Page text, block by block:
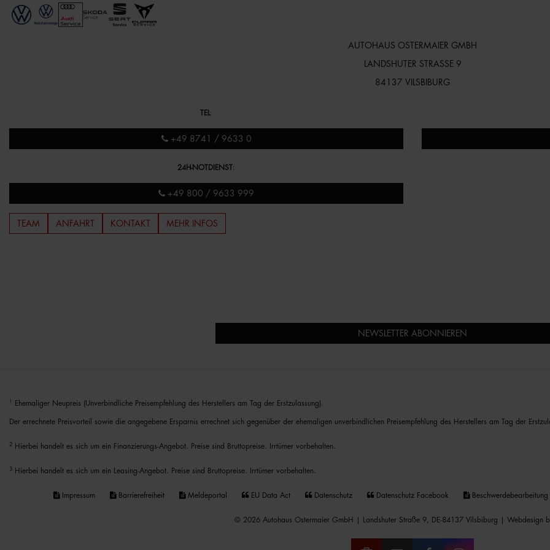
AUTOHAUS OSTERMAIER GMBH
LANDSHUTER STRASSE 9
84137 VILSBIBURG
TEL :
+49 8741 / 9633 0
24H-NOTDIENST:
+49 800 / 9633 999
TEAM ANFAHRT KONTAKT MEHR INFOS
NEWSLETTER ABONNIEREN
Ehemaliger Neupreis (Unverbindliche Preisempfehlung des Herstellers am Tag der Erstzulassung).
Der errechnete Preisvorteil sowie die angegebene Ersparnis errechnet sich gegenüber der ehemaligen unverbindlichen Preisempfehlung des Herstellers am Tag der
2 Hierbei handelt es sich um ein Finanzierungs-Angebot. Preise sind Bruttopreise. Irrtümer vorbehalten.
3 Hierbei handelt es sich um ein Leasing-Angebot. Preise sind Bruttopreise. Irrtümer vorbehalten.
Impressum Barrierefreiheit Meldeportal EU Data Act Datenschutz Datenschutz Facebook Beschwerdebearbeitung
© 2026 Autohaus Ostermaier GmbH | Landshuter Straße 9, DE-84137 Vilsbiburg | Webdesign